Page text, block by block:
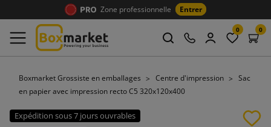
Zone professionnelle Entrer
0 0
Boxmarket Grossiste en emballages Centre d'impression
Sac
en papier avec impression recto C5 320x120x400
Expédition sous 7 jours ouvrables